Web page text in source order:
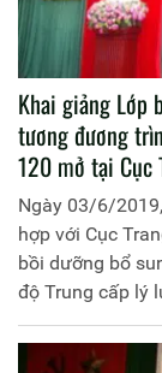
Khai giảng Lớp
tương đương
120 mở tại Cục
Ngày 03/6/
hợp với Cục
bồi dưỡng bổ
độ Trung cấp lý